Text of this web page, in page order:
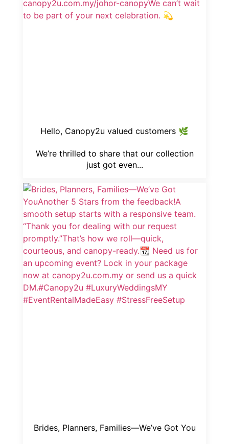
Hello, Canopy2u valued customers 🌿
We’re thrilled to share that our collection
just got even...
Brides, Planners, Families—We’ve Got You